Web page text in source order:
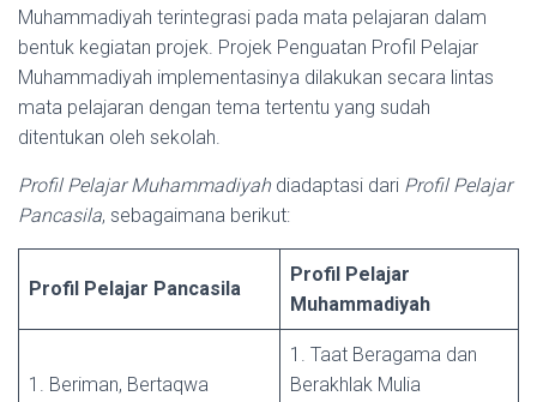
Muhammadiyah terintegrasi pada mata pelajaran dalam
bentuk kegiatan projek. Projek Penguatan Profil Pelajar
Muhammadiyah implementasinya dilakukan secara lintas
mata pelajaran dengan tema tertentu yang sudah
ditentukan oleh sekolah.
Profil Pelajar Muhammadiyahdiadaptasi dari Profil Pelajar
Pancasila, sebagaimana berikut:
Profil Pelajar Pancasila
Profil Pelajar
Muhammadiyah
1. Beriman, Bertaqwa
1. Taat Beragama dan
Berakhlak Mulia